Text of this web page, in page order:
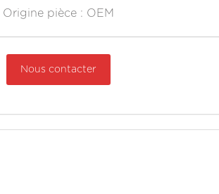
Origine pièce : OEM
Nous contacter